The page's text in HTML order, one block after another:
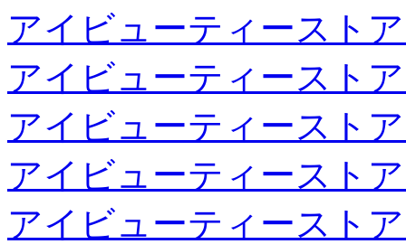
アイビューティースト
アイビューティースト
アイビューティースト
アイビューティースト
アイビューティースト